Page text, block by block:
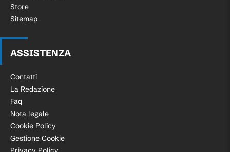
Store
Sitemap
ASSISTENZA
Contatti
La Redazione
Faq
Nota legale
Cookie Policy
Gestione Cookie